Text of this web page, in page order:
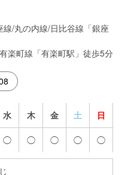
線/丸の内線/日比谷線「銀座
楽町線「有楽町駅」徒歩5分
水 木 金 土 日
◯ ◯ ◯ ◯ ◯